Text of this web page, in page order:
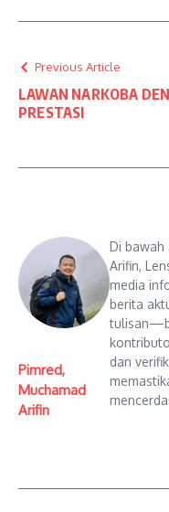
Previous Article
LAWAN NARKOBA
PRESTASI
Pimred,
Muchamad
Arifin
Di bawah
Arifin,
media
berita
dan